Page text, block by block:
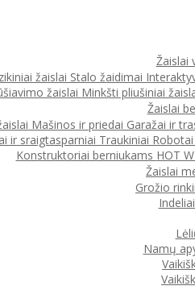
Žaislai
žaislai Stalo žaidimai
žaislai Minkšti pliušiniai
Žaislai
Mašinos ir priedai Garažai ir
ir sraigtasparniai Traukiniai Robotai
Konstruktoriai berniukams HOT
Žaislai
Grožio
Namų